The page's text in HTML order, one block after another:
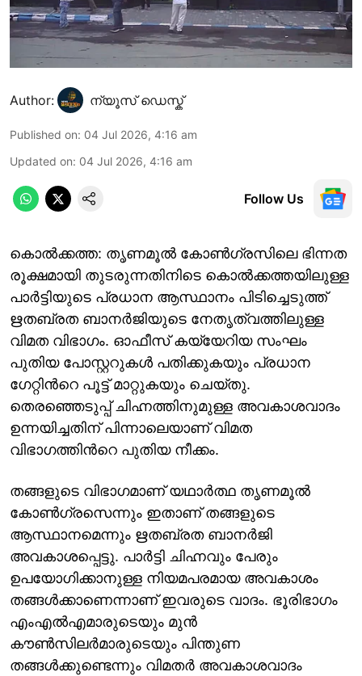
Author: ന്യൂസ് ഡെസ്ക്
Published on: 04 Jul 2026, 4:16 am
Updated on: 04 Jul 2026, 4:16 am
Follow Us
കൊൽക്കത്ത: തൃണമൂല്‍ കോൺഗ്രസിലെ ഭിന്നത
രൂക്ഷമായി തുടരുന്നതിനിടെ കൊൽക്കത്തയിലുള്ള
പാർട്ടിയുടെ പ്രധാന ആസ്ഥാനം പിടിച്ചെടുത്ത്
ഋതബ്രത ബാനർജിയുടെ നേതൃത്വത്തിലുള്ള
വിമത വിഭാഗം. ഓഫീസ് കയ്യേറിയ സംഘം
പുതിയ പോസ്റ്ററുകള്‍ പതിക്കുകയും പ്രധാന
ഗേറ്റിന്‍റെ പൂട്ട് മാറ്റുകയും ചെയ്തു.
തെരഞ്ഞെടുപ്പ് ചിഹ്നത്തിനുമുള്ള അവകാശവാദം
ഉന്നയിച്ചതിന് പിന്നാലെയാണ് വിമത
വിഭാഗത്തിന്‍റെ പുതിയ നീക്കം.
തങ്ങളുടെ വിഭാഗമാണ് യഥാർത്ഥ തൃണമൂൽ
കോൺഗ്രസെന്നും ഇതാണ് തങ്ങളുടെ
ആസ്ഥാനമെന്നും ഋതബ്രത ബാനർജി
അവകാശപ്പെട്ടു. പാർട്ടി ചിഹ്നവും പേരും
ഉപയോഗിക്കാനുള്ള നിയമപരമായ അവകാശം
തങ്ങൾക്കാണെന്നാണ് ഇവരുടെ വാദം. ഭൂരിഭാഗം
എംഎൽഎമാരുടെയും മുൻ
കൗൺസിലർമാരുടെയും പിന്തുണ
തങ്ങൾക്കുണ്ടെന്നും വിമതർ അവകാശവാദം